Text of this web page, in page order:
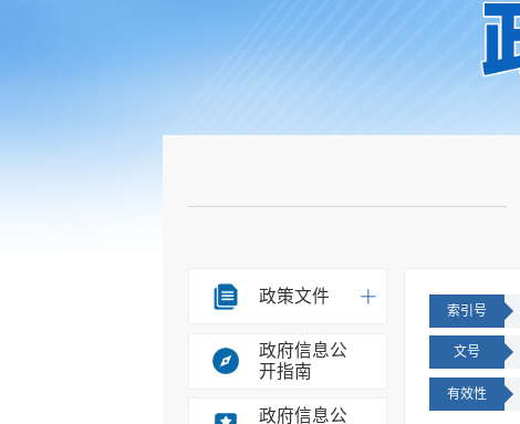
政策文件
政府信息公
开指南
政府信息公
索引号
文号
有效性